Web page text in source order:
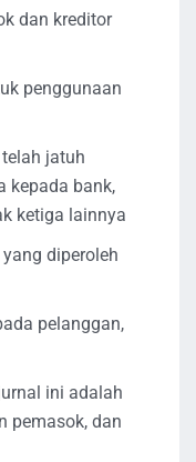
dan kreditor
penggunaan
jatuh
kepada bank,
ketiga lainnya
diperoleh
pelanggan,
ini adalah
pemasok, dan